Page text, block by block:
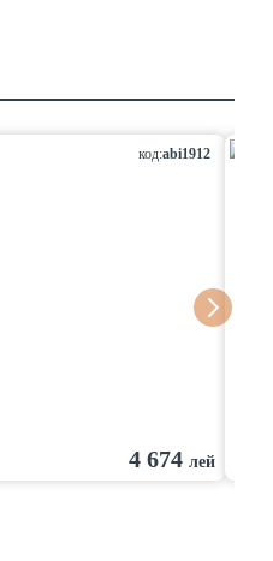
код:abi1912
4 674 лей